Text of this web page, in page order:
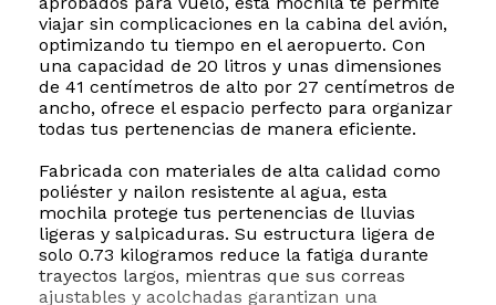
viajar sin complicaciones en la cabina del avión,
optimizando tu tiempo en el aeropuerto. Con
una capacidad de 20 litros y unas dimensiones
de 41 centímetros de alto por 27 centímetros de
ancho, ofrece el espacio perfecto para organizar
todas tus pertenencias de manera eficiente.
Fabricada con materiales de alta calidad como
poliéster y nailon resistente al agua, esta
mochila protege tus pertenencias de lluvias
ligeras y salpicaduras. Su estructura ligera de
solo 0.73 kilogramos reduce la fatiga durante
trayectos largos, mientras que sus correas
ajustables y acolchadas garantizan una